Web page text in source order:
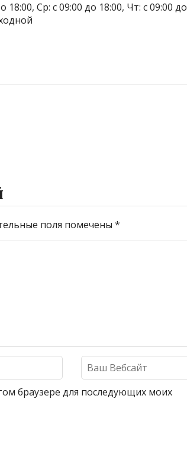
Ср: с 09:00 до 18:00, Чт: с 09:00 до
поля помечены *
браузере для последующих моих